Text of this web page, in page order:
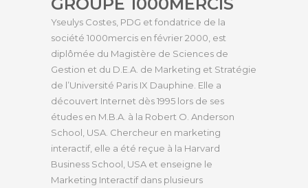
Yseulys Costes, PDG et fondatrice de la
société 1000mercis en février 2000, est
diplômée du Magistère de Sciences de
Gestion et du D.E.A. de Marketing et Stratégie
de l’Université Paris IX Dauphine. Elle a
découvert Internet dès 1995 lors de ses
études en M.B.A. à la Robert O. Anderson
School, USA. Chercheur en marketing
interactif, elle a été reçue à la Harvard
Business School, USA et enseigne le
Marketing Interactif dans plusieurs